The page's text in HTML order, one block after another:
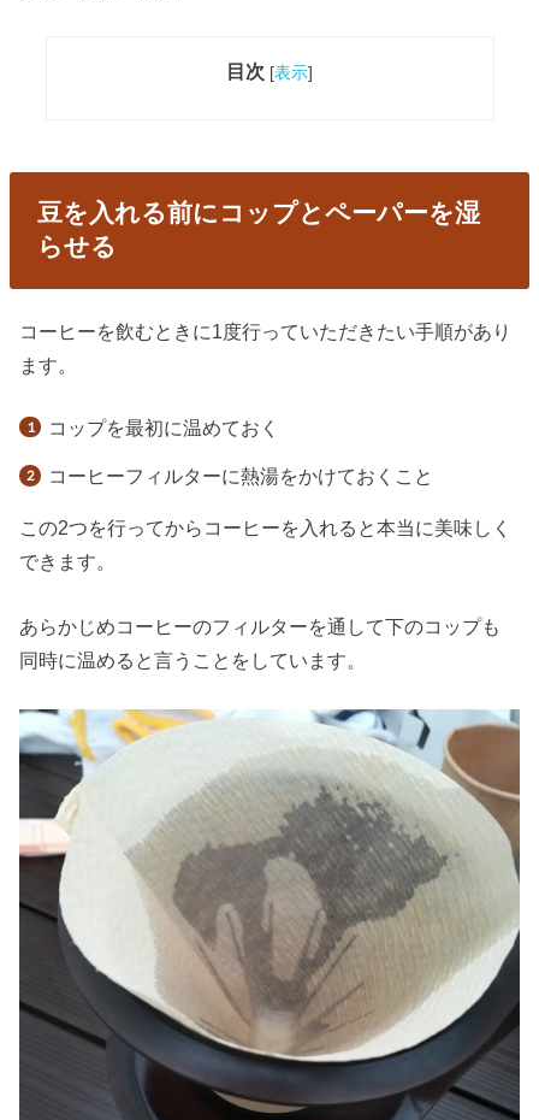
目次 [表示]
豆を入れる前にコップとペーパーを湿
らせる
コーヒーを飲むときに1度行っていただきたい手順があり
ます。
コップを最初に温めておく
コーヒーフィルターに熱湯をかけておくこと
この2つを行ってからコーヒーを入れると本当に美味しく
できます。
あらかじめコーヒーのフィルターを通して下のコップも
同時に温めると言うことをしています。